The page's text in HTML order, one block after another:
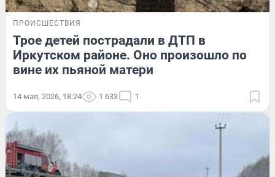
ПРОИСШЕСТВИЯ
Трое детей пострадали в ДТП в
Иркутском районе. Оно произошло по
вине их пьяной матери
14 мая, 2026, 18:24 1 633 1